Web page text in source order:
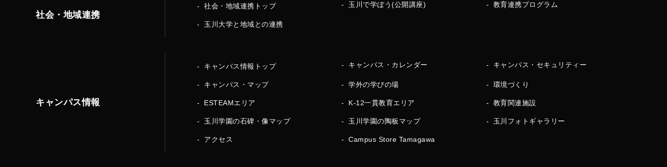
社会・地域連携
社会・地域連携トップ 玉川で学ぼう(公開講座) 教育連携プログラム
玉川大学と地域との連携
キャンパス情報
キャンパス情報トップ キャンパス・カレンダー キャンパス・セキュリティー
キャンパス・マップ 学外の学びの場 環境づくり
ESTEAMエリア K-12一貫教育エリア 教育関連施設
玉川学園の石碑・像マップ 玉川学園の陶板マップ 玉川フォトギャラリー
アクセス Campus Store Tamagawa